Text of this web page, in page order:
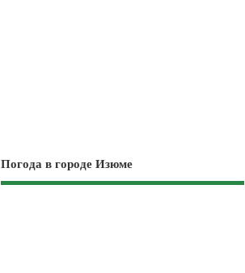
Погода в городе Изюме